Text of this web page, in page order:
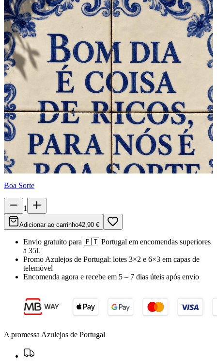
Boa Sorte
1
Adicionar ao carrinho42,90 €
Envio gratuito para 🇵🇹 Portugal em encomendas superiores
a 35€
Promo Azulejos de Portugal: lotes 3×2 e 6×3 em capas de
telemóvel
Encomenda agora e recebe em 5 – 7 dias úteis após envio
A promessa Azulejos de Portugal